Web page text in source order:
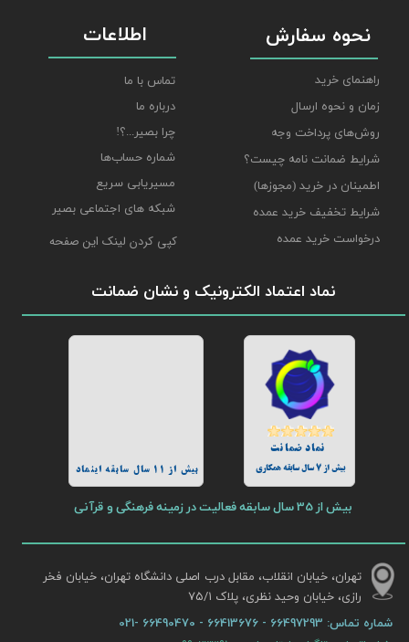
نحوه سفارش
راهنمای خرید
زمان و نحوه ارسال
روش‌های پرداخت وجه
شرایط ضمانت نامه چیست؟
اطمینان در خرید (مجوزها)
شرایط تخفیف خرید عمده
درخواست خرید عمده
نماد اعتماد الکترونیک و نشان ضمانت
بیش از 11 سال سابقه اینماد
بیش از 35 سال سابقه فعالیت در زمینه فرهنگی و قرآنی
بیش از 7 سال سابقه همکاری
اطلاعات
تماس با ما
درباره ما
چرا بصیر...؟!
شماره حساب‌ها
مسیریابی سریع
شبکه های اجتماعی بصیر
تهران، خیابان انقلاب، مقابل درب اصلی دانشگاه تهران، خیابان فخر
رازی، خیابان وحید نظری، پلاک ۷۵/۱​​​​​​​
شماره تماس:
کپی کردن لینک این صفحه